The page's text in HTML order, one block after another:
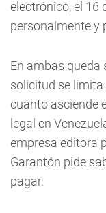
electrónico, el 16
personalmente y
En ambas queda
solicitud se limita
cuánto asciende
legal en
empresa editora
Garantón pide
pagar.